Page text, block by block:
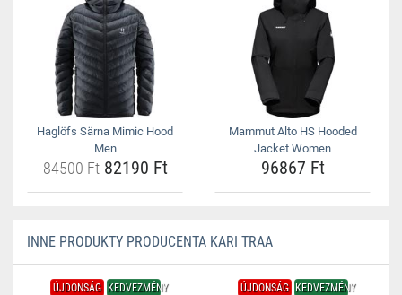
Haglöfs Särna Mimic Hood
Men
84500 Ft82190 Ft
Mammut Alto HS Hooded
Jacket Women
96867 Ft
INNE PRODUKTY PRODUCENTA KARI TRAA
ÚJDONSÁG KEDVEZMÉNY ÚJDONSÁG KEDVEZMÉNY